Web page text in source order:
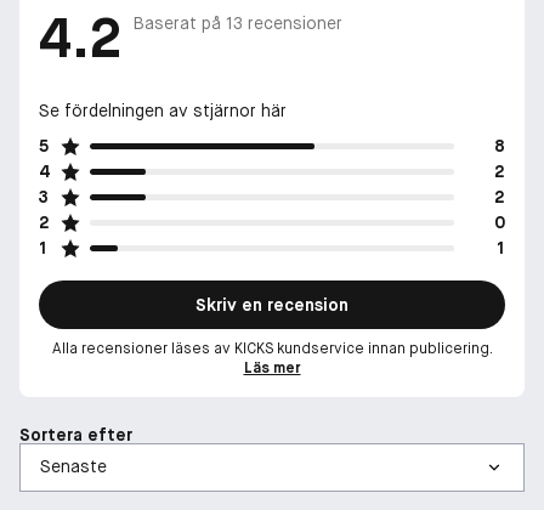
4.2 Baserat på 13 recensioner
Se fördelningen av stjärnor här
5
8
4
2
3
2
2
0
1
1
Skriv en recension
Alla recensioner läses av KICKS kundservice innan publicering.
Läs mer
Sortera efter